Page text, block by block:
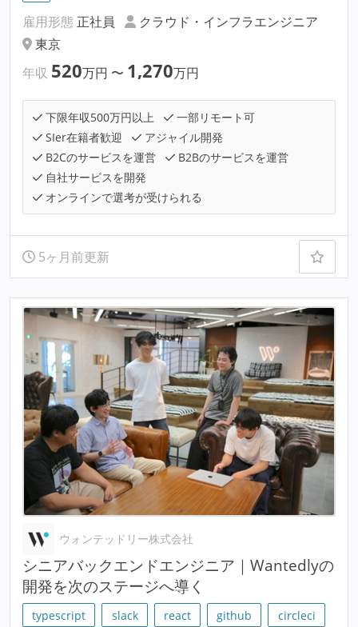
雇用形態 正社員
クラウド・インフラエンジニア
東京
年収 520万円 〜 1,270万円
下限年収500万円以上
一部リモート可
SIer在籍者歓迎
アジャイル開発
B2Cのサービスを運営
B2Bのサービスを運営
自社サービスを開発
オンラインで選考が受けられる
5ヶ月前更新
ウォンテッドリー株式会社
シニアバックエンドエンジニア｜Wantedlyの
開発を次のステージへ導く
typescript slack react github
circleci